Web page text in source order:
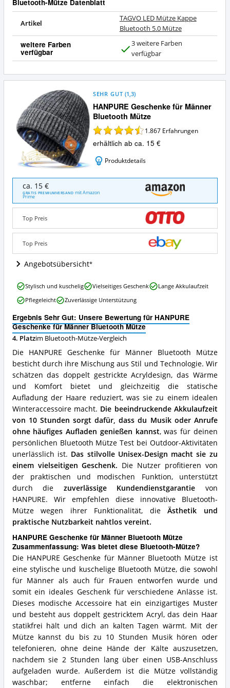
Bluetooth-Mütze Datenblatt
Artikel
TAGVO LED Mütze Kappe
Bluetooth 5.0 Mütze
weitere Farben
verfügbar
a
3 weitere Farben
verfügbar
HANPURE Geschenke für Männer
Bluetooth Mütze
SEHR GUT (1,3)
1.867 Erfahrungen
erhältlich ab ca. 15 €
Produktdetails
HANPURE
Geschenke
Männer
Bluetooth
Mütze
ist
diese
Mütze
erhältlich?
ca. 15 €
GRATIS PREMIUMVERSAND mit Amazon
Prime
Top Preis
Top Preis
Angebotsübersicht
Ergebnis Sehr Gut: Unsere Bewertung für HANPURE
Geschenke für Männer Bluetooth Mütze
4. Platzim Bluetooth-Mütze-Vergleich
Die HANPURE Geschenke für Männer Bluetooth Mütze
besticht durch ihre Mischung aus Stil und Technologie. Wir
schätzen das doppelt gestrickte Acryldesign, das Wärme
und Komfort bietet und gleichzeitig die statische
Aufladung der Haare reduziert, was sie zu einem idealen
Winteraccessoire macht. Die beeindruckende Akkulaufzeit
von 10 Stunden sorgt dafür, dass du Musik oder Anrufe
ohne häufiges Aufladen genießen kannst, was für deinen
persönlichen Bluetooth Mütze Test bei Outdoor-Aktivitäten
unerlässlich ist. Das stilvolle Unisex-Design macht sie zu
einem vielseitigen Geschenk. Die Nutzer profitieren von
der praktischen und modischen Funktion, unterstützt
durch die zuverlässige Kundendienstgarantie von
HANPURE. Wir empfehlen diese innovative Bluetooth-
Mütze wegen ihrer Funktionalität, dieÄsthetik und
praktische Nutzbarkeit nahtlos vereint.
HANPURE Geschenke für Männer Bluetooth Mütze
Zusammenfassung: Was bietet diese Bluetooth-Mütze?
Die HANPURE Geschenke für Männer Bluetooth Mütze ist
eine stylische und kuschelige Bluetooth Mütze, die sowohl
für Männer als auch für Frauen entworfen wurde und
somit ein ideales Geschenk für verschiedene Anlässe ist.
Dieses modische Accessoire hat ein einzigartiges Muster
und besteht aus doppelt gestricktem Acryl, das dein Haar
statikfrei hält und dich an kalten Tagen wärmt. Mit der
Mütze kannst du bis zu 10 Stunden Musik hören oder
telefonieren, ohne deine Hände der Kälte auszusetzen,
nachdem sie 2 Stunden lang über einen USB-Anschluss
aufgeladen wurde. Außerdem ist die Mütze vollständig
waschbar; entferne einfach die elektronischen
HANPURE
Geschenke
für
Bluetooth
Mütze
Vorteile:
Was
spricht
für
diese
Bluetooth-
Mütze?
Stylisch und kuschelig Vielseitiges Geschenk
Lange Akkulaufzeit
Pflegeleicht
Zuverlässige Unterstützung